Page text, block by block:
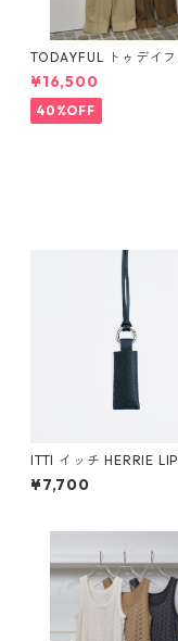
TODAYFUL トゥデイ
penders Highwaist
510703
¥16,500
40%OFF
ITTI イッチ HERRIE LIP RING
/ DIPLO FJORD
¥7,700